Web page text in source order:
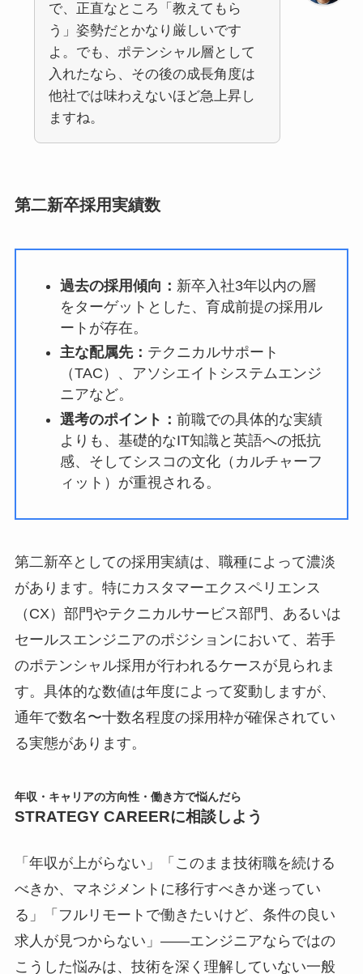
で、正直なところ「教えてもら
う」姿勢だとかなり厳しいです
よ。でも、ポテンシャル層として
入れたなら、その後の成長角度は
他社では味わえないほど急上昇し
ますね。
第二新卒採用実績数
過去の採用傾向： 新卒入社3年以内の層
をターゲットとした、育成前提の採用ル
ートが存在。
主な配属先： テクニカルサポート
（TAC）、アソシエイトシステムエンジ
ニアなど。
選考のポイント： 前職での具体的な実績
よりも、基礎的なIT知識と英語への抵抗
感、そしてシスコの文化（カルチャーフ
ィット）が重視される。
第二新卒としての採用実績は、職種によって濃淡
があります。特にカスタマーエクスペリエンス
（CX）部門やテクニカルサービス部門、あるいは
セールスエンジニアのポジションにおいて、若手
のポテンシャル採用が行われるケースが見られま
す。具体的な数値は年度によって変動しますが、
通年で数名〜十数名程度の採用枠が確保されてい
る実態があります。
年収・キャリアの方向性・働き方で悩んだら
STRATEGY CAREERに相談しよう
「年収が上がらない」「このまま技術職を続ける
べきか、マネジメントに移行すべきか迷ってい
る」「フルリモートで働きたいけど、条件の良い
求人が見つからない」――エンジニアならではの
こうした悩みは、技術を深く理解していない一般